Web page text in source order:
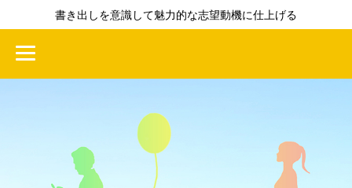
書き出しを意識して魅力的な志望動機に仕上げる